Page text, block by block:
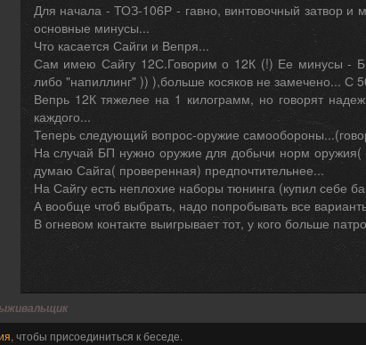
Для начала - ТОЗ-106Р - гавно, винтовочный затвор и
основные минусы...
Что касается Сайги и Вепря...
Сам имею Сайгу 12С.Говорим о 12К (!) Ее минусы -
либо "напиллинг" )) ),больше косяков не замечено...
Вепрь 12К тяжелее на 1 килограмм, но говорят
каждого...
Теперь следующий вопрос-оружие
На случай БП нужно оружие для добычи норм
думаю Сайга( проверенная) предпочтительнее...
На Сайгу есть неплохие наборы тюнинга (купил себе
А вообще чтоб выбрать, надо попробывать все
В огневом контакте выигрывает тот, у кого больше
, чтобы присоединиться к беседе.